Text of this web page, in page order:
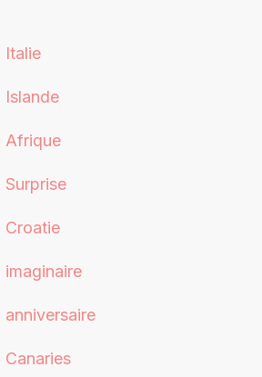
Italie
Islande
Afrique
Surprise
Croatie
imaginaire
anniversaire
Canaries